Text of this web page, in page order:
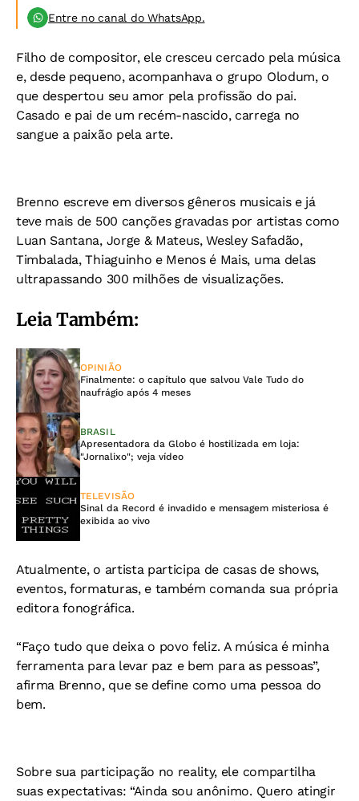
Entre no canal do WhatsApp.
Filho de compositor, ele cresceu cercado pela música
e, desde pequeno, acompanhava o grupo Olodum, o
que despertou seu amor pela profissão do pai.
Casado e pai de um recém-nascido, carrega no
sangue a paixão pela arte.
Brenno escreve em diversos gêneros musicais e já
teve mais de 500 canções gravadas por artistas como
Luan Santana, Jorge & Mateus, Wesley Safadão,
Timbalada, Thiaguinho e Menos é Mais, uma delas
ultrapassando 300 milhões de visualizações.
Leia Também:
OPINIÃO
Finalmente: o capítulo que salvou Vale Tudo do
naufrágio após 4 meses
BRASIL
Apresentadora da Globo é hostilizada em loja:
"Jornalixo"; veja vídeo
TELEVISÃO
Sinal da Record é invadido e mensagem misteriosa é
exibida ao vivo
Atualmente, o artista participa de casas de shows,
eventos, formaturas, e também comanda sua própria
editora fonográfica.
“Faço tudo que deixa o povo feliz. A música é minha
ferramenta para levar paz e bem para as pessoas”,
afirma Brenno, que se define como uma pessoa do
bem.
Sobre sua participação no reality, ele compartilha
suas expectativas: “Ainda sou anônimo. Quero atingir